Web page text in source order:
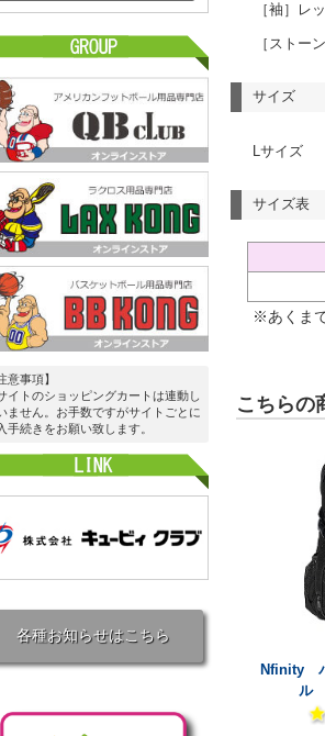
意事項】
イトのショッピングカートは連動し
ません。お手数ですがサイトごとに
手続きをお願い致します。
各種お知らせはこちら
［袖］レ
［ストー
サイズ
Lサイズ
サイズ表
※あくま
こちらの
Nfinity
ル